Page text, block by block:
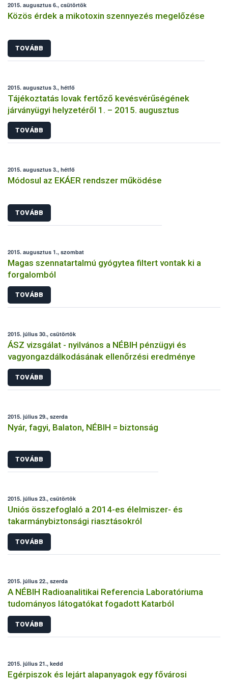
2015. augusztus 6., csütörtök
Közös érdek a mikotoxin szennyezés megelőzése
TOVÁBB
2015. augusztus 3., hétfő
Tájékoztatás lovak fertőző kevésvérűségének
járványügyi helyzetéről 1. – 2015. augusztus
TOVÁBB
2015. augusztus 3., hétfő
Módosul az EKÁER rendszer működése
TOVÁBB
2015. augusztus 1., szombat
Magas szennatartalmú gyógytea filtert vontak ki a
forgalomból
TOVÁBB
2015. július 30., csütörtök
ÁSZ vizsgálat - nyilvános a NÉBIH pénzügyi és
vagyongazdálkodásának ellenőrzési eredménye
TOVÁBB
2015. július 29., szerda
Nyár, fagyi, Balaton, NÉBIH = biztonság
TOVÁBB
2015. július 23., csütörtök
Uniós összefoglaló a 2014-es élelmiszer- és
takarmánybiztonsági riasztásokról
TOVÁBB
2015. július 22., szerda
A NÉBIH Radioanalitikai Referencia Laboratóriuma
tudományos látogatókat fogadott Katarból
TOVÁBB
2015. július 21., kedd
Egérpiszok és lejárt alapanyagok egy fővárosi